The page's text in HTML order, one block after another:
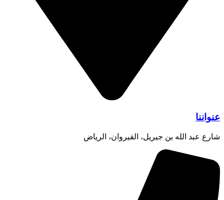
عنواننا
شارع عبد الله بن جيريل، القيروان، الرياض